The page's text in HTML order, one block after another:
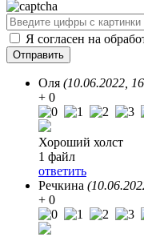
Я согласен на
Оля (10.06.2022,
+ 0
Хороший холст
1 файл
ответить
Речкина
+ 0